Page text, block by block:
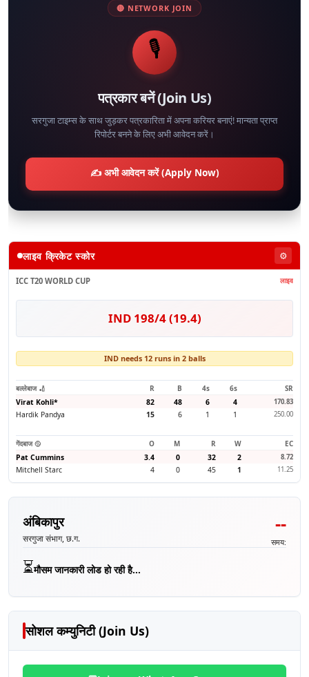
🔴 NETWORK JOIN
🎙️
पत्रकार बनें (Join Us)
सरगुजा टाइम्स के साथ जुड़कर पत्रकारिता में अपना करियर बनाएं! मान्यता प्राप्त
रिपोर्टर बनने के लिए अभी आवेदन करें।
✍️ अभी आवेदन करें (Apply Now)
लाइव क्रिकेट स्कोर ⚙️
ICC T20 WORLD CUP लाइव
IND 198/4 (19.4)
IND needs 12 runs in 2 balls
बल्लेबाज 🏏 R B 4s 6s
SR
Virat Kohli* 82 48 6 4 170.83
Hardik Pandya 15 6 1 1 250.00
गेंदबाज 🥎 O M R W
EC
Pat Cummins
3.4 0 32 2 8.72
Mitchell Starc 4 0 45 1 11.25
अंबिकापुर
सरगुजा संभाग, छ.ग.
--
समय:
⏳मौसम जानकारी लोड हो रही है...
सोशल कम्युनिटी (Join Us)